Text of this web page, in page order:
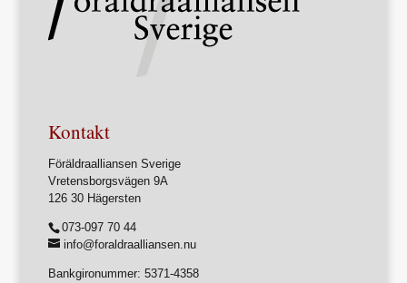
Kontakt
Föräldraalliansen Sverige
Vretensborgsvägen 9A
126 30 Hägersten
073-097 70 44
info@foraldraalliansen.nu
Bankgironummer: 5371-4358